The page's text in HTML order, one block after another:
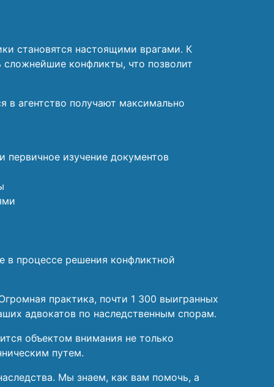
становятся настоящими врагами. К
конфликты, что позволит
агентство получают максимально
первичное изучение документов
в процессе решения конфликтной
практика, почти 1 300 выигранных
адвокатов по наследственным спорам.
объектом внимания не только
путем.
Мы знаем, как вам помочь, а